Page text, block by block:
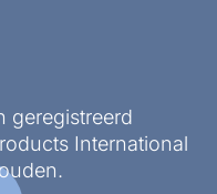
geregistreerd
International